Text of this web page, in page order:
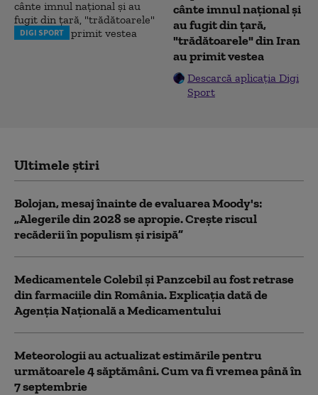
DIGI SPORT
cânte imnul naţional şi
au fugit din ţară,
"trădătoarele" din Iran
au primit vestea
Descarcă aplicația Digi
Sport
Ultimele știri
Bolojan, mesaj înainte de evaluarea Moody's:
„Alegerile din 2028 se apropie. Crește riscul
recăderii în populism și risipă”
Medicamentele Colebil și Panzcebil au fost retrase
din farmaciile din România. Explicația dată de
Agenția Națională a Medicamentului
Meteorologii au actualizat estimările pentru
următoarele 4 săptămâni. Cum va fi vremea până în
7 septembrie